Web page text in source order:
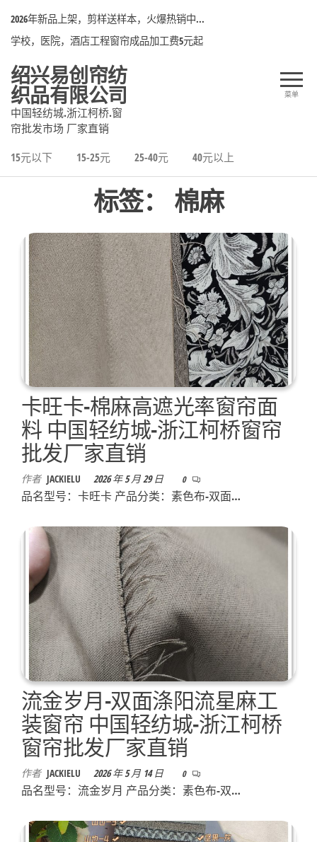
容
2026年新品上架，剪样送样本，火爆热销中...
学校，医院，酒店工程窗帘成品加工费5元起
绍兴易创帘纺
织品有限公司
中国轻纺城.浙江柯桥.窗
帘批发市场 厂家直销
菜单
15元以下 15-25元 25-40元 40元以上
标签： 棉麻
卡旺卡-棉麻高遮光率窗帘面
料 中国轻纺城-浙江柯桥窗帘
批发厂家直销
作者 JACKIELU 2026 年 5 月 29 日 0
品名型号：卡旺卡 产品分类：素色布-双面…
流金岁月-双面涤阳流星麻工
装窗帘 中国轻纺城-浙江柯桥
窗帘批发厂家直销
作者 JACKIELU 2026 年 5 月 14 日 0
品名型号：流金岁月 产品分类：素色布-双…